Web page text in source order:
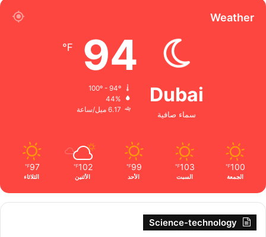
Weather
Dubai
سماء صافية
94
℉
44%
6.17 ميل/ساعة
100
℉
الجمعة
103
℉
السبت
99
℉
الأحد
102
℉
الأثنين
97
℉
الثلاثاء
Science-technology